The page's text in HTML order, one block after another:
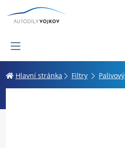
Hlavní stránka Filtry Palivový